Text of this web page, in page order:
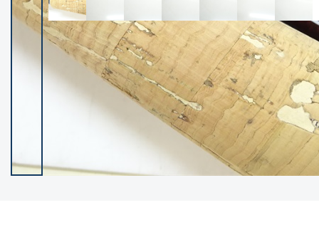
SA
A (17318)
B+(12301)
(21990)
D(2205)